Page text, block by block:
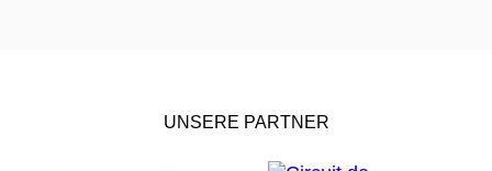
UNSERE PARTNER